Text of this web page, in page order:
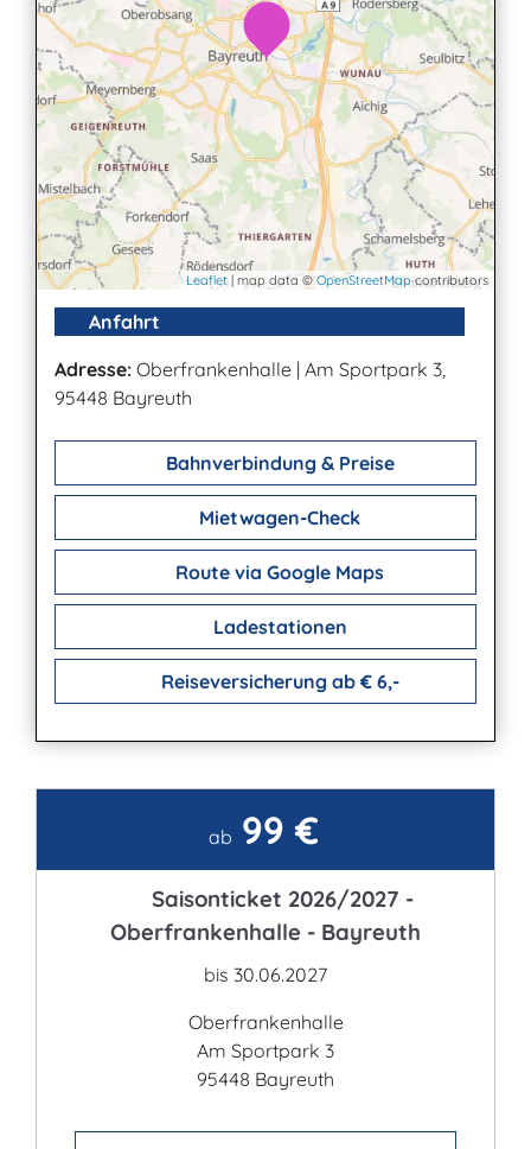
Leaflet| map data ©OpenStreetMapcontributors
Anfahrt
Adresse: Oberfrankenhalle | Am Sportpark 3,
95448 Bayreuth
Bahnverbindung & Preise
Mietwagen-Check
Route via Google Maps
Ladestationen
Reiseversicherung ab € 6,-
ab 99 €
Saisonticket 2026/2027 -
Oberfrankenhalle - Bayreuth
bis 30.06.2027
Oberfrankenhalle
Am Sportpark 3
95448 Bayreuth